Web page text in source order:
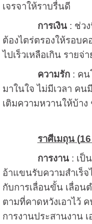
เจรจาให้ราบรื่นดี
การเงิน: ช่วง
ต้องไตร่ตรองให้รอบค
ไปเร็วเหลือเกิน รายจ่
ความรัก: คน
มาในใจ ไม่มีเวลา ค
เติมความหวานให้บ้า
ราศีเมถุน (
การงาน: เป็
อ้าแขนรับความสำเร็
กับการเลื่อนขั้น เลื่อน
ตามที่คาดหวังเอาไว้
การงานประสานงาน